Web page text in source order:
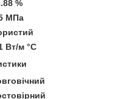
%
МПа
Вт/м °С